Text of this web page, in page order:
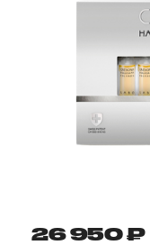
26 950 ₽